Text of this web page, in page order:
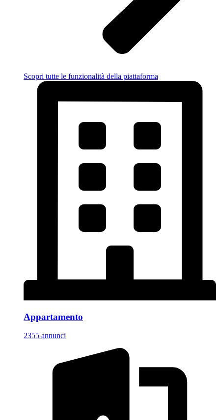
Scopri tutte le funzionalità della piattaforma
Appartamento
2355 annunci